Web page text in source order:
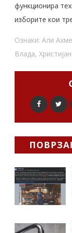
функционира
изборите кои
Ознаки: Али
Влада,